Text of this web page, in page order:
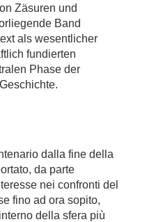
Zäsuren und
Band
als wesentlicher
fundierten
Phase der
dalla fine della
da parte
nei confronti del
fino ad ora sopito,
della sfera più